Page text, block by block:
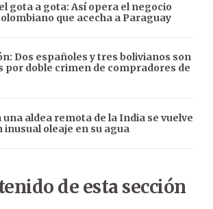
gota a gota: Así opera el negocio
que acecha a Paraguay
Dos españoles y tres bolivianos son
por doble crimen de compradores de
una aldea remota de la India se vuelve
inusual oleaje en su agua
de esta sección